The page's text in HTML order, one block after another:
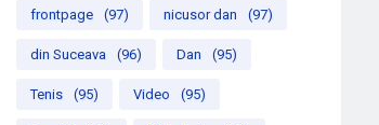
frontpage (97) nicusor dan (97)
din Suceava (96) Dan (95)
Tenis (95) Video (95)